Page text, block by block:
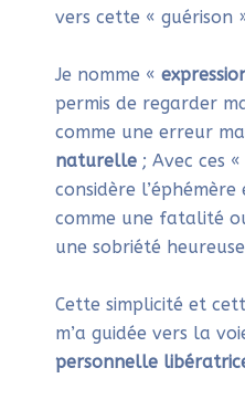
vers cette « guérison
Je nomme «
permis de regarder
comme une erreur
naturelle ; Avec ces
considère
comme une fatalité
une sobriété
Cette simplicité et
m’a guidée vers la
personnelle